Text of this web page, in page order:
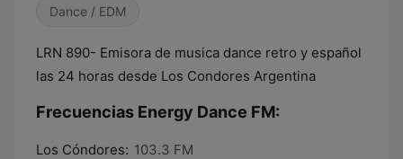
Dance / EDM
LRN 890- Emisora de musica dance retro y español
las 24 horas desde Los Condores Argentina
Frecuencias Energy Dance FM:
Los Cóndores: 103.3 FM